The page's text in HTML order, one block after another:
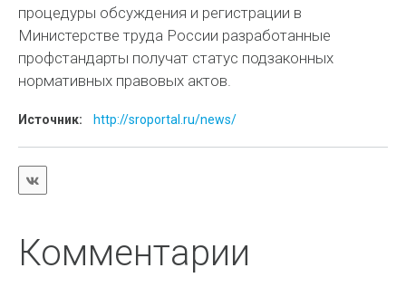
процедуры обсуждения и регистрации в
Министерстве труда России разработанные
профстандарты получат статус подзаконных
нормативных правовых актов.
Источник: http://sroportal.ru/news/
Комментарии